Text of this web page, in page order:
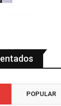
POPULAR